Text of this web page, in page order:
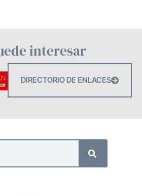
interesar
DIRECTORIO DE ENLACES